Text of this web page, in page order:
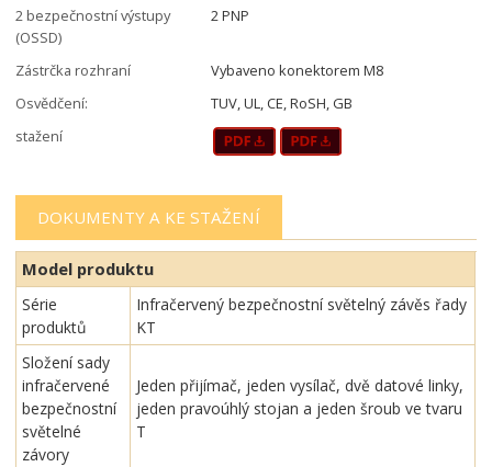
2 bezpečnostní výstupy
(OSSD)
2 PNP
Zástrčka rozhraní
Vybaveno konektorem M8
Osvědčení:
TUV, UL, CE, RoSH, GB
stažení
DOKUMENTY A KE STAŽENÍ
Model produktu
Série
produktů
Infračervený bezpečnostní světelný závěs řady
KT
Složení sady
infračervené
bezpečnostní
světelné
závory
Jeden přijímač, jeden vysílač, dvě datové linky,
jeden pravoúhlý stojan a jeden šroub ve tvaru
T